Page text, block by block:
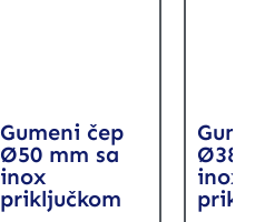
Gumeni čep
Ø50 mm sa
inox
priključkom
Ø38
inox